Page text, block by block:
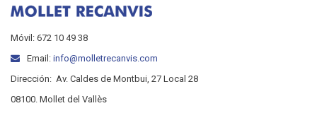
Móvil: 672 10 49 38
Email: info@molletrecanvis.com
Dirección: Av. Caldes de Montbui, 27 Local 28
08100. Mollet del Vallès